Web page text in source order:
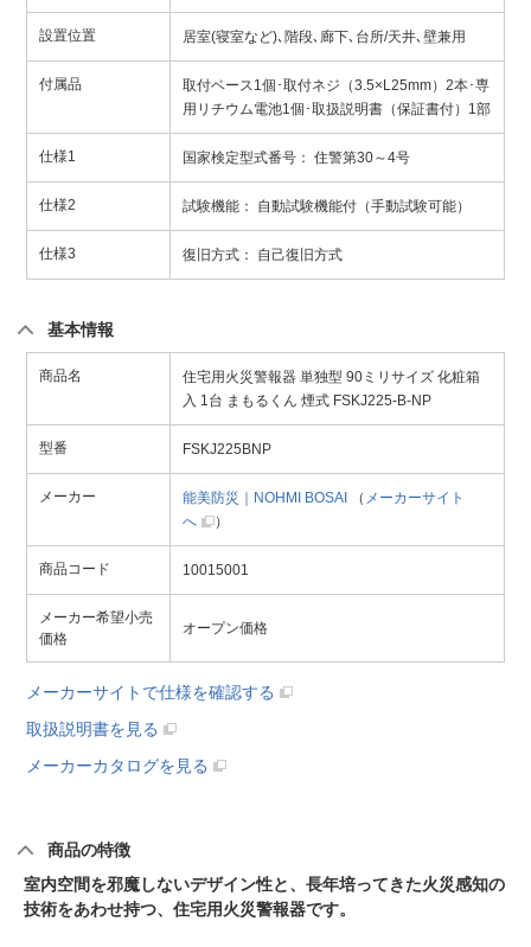
設置位置 居室(寝室など)､階段､廊下､台所/天井､壁兼用
付属品
取付ベース1個･取付ネジ（3.5×L25mm）2本･専
用リチウム電池1個･取扱説明書（保証書付）1部
仕様1 国家検定型式番号： 住警第30～4号
仕様2 試験機能： 自動試験機能付（手動試験可能）
仕様3 復旧方式： 自己復旧方式
基本情報
商品名
住宅用火災警報器 単独型 90ミリサイズ 化粧箱
入 1台 まもるくん 煙式 FSKJ225-B-NP
型番 FSKJ225BNP
メーカー 能美防災｜NOHMI BOSAI （ メーカーサイト
へ
）
商品コード 10015001
メーカー希望小売
価格
オープン価格
メーカーサイトで仕様を確認する
取扱説明書を見る
メーカーカタログを見る
商品の特徴
室内空間を邪魔しないデザイン性と、長年培ってきた火災感知の
技術をあわせ持つ、住宅用火災警報器です。